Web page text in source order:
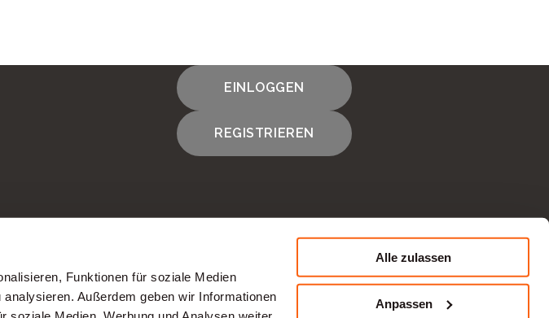
Funktionen für soziale Medien
Außerdem geben wir Informationen
Alle zulassen
Anpassen
DEN JOB, DER ZU IHNEN PASST
EINLOGGEN
REGISTRIEREN
KONTAKTIEREN SIE UNS